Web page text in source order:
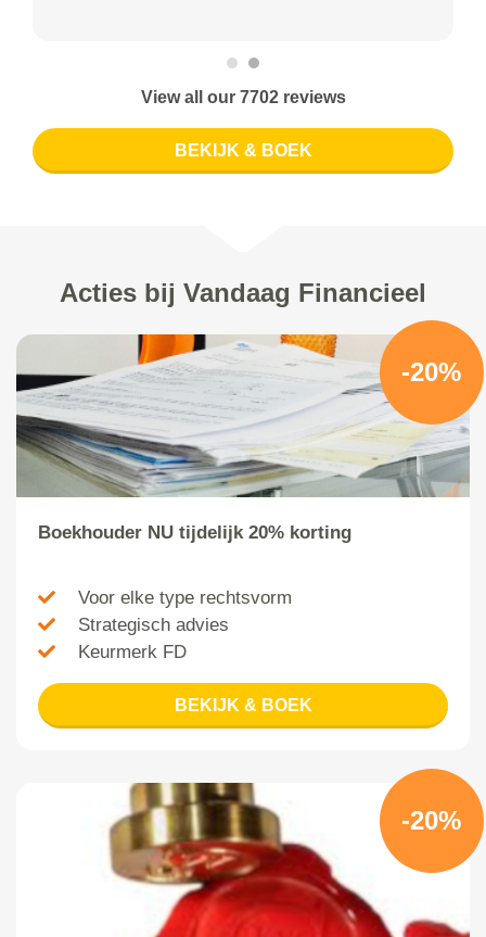
View all our 7702 reviews
BEKIJK & BOEK
Acties bij Vandaag Financieel
-20%
Boekhouder NU tijdelijk 20% korting
Voor elke type rechtsvorm
Strategisch advies
Keurmerk FD
BEKIJK & BOEK
-20%